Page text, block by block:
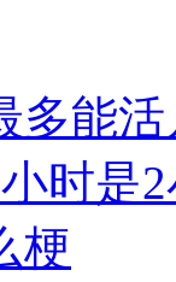
多能
时是
梗